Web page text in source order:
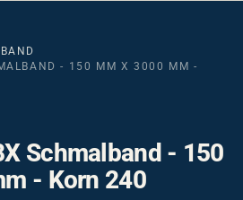
- 150 MM X 3000 MM -
Schmalband - 150
- Korn 240